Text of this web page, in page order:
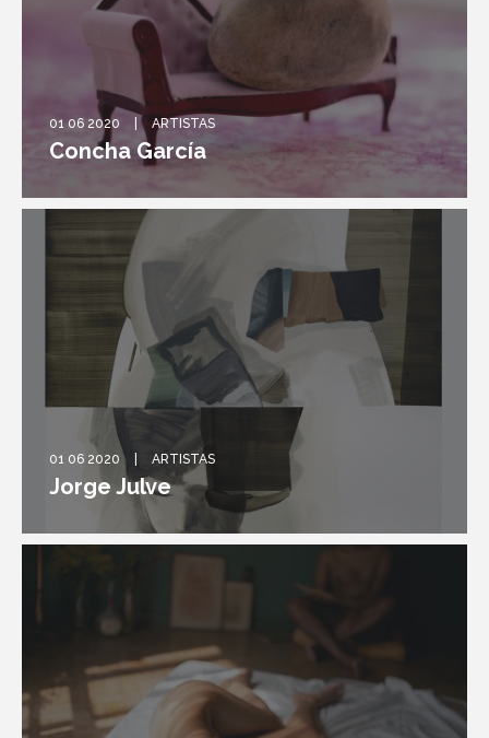
01 06 2020 ARTISTAS
Concha García
01 06 2020 ARTISTAS
Jorge Julve